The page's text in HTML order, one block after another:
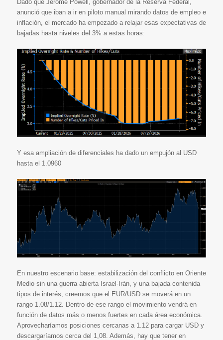
Dado que Jerome Powell, gobernador de la Reserva Federal,
anunció que iban a ir en piloto manual mirando datos de empleo e
inflación, el mercado ha empezado a relajar esas expectativas de
bajadas hasta niveles del 3% a estas horas:
Y esa ampliación de diferenciales ha dado un empujón al USD
hasta el 1.0960
En nuestro escenario base: estabilización del conflicto en Oriente
Medio sin una guerra abierta Israel-Irán, y una bajada contenida
tipos de interés, creemos que el EUR/USD se moverá en un
rango 1.08/1.12. Dentro de ese rango el movimiento vendrá en
función de datos más o menos fuertes en cada área económica.
Aprovecharíamos posiciones cercanas a 1.12 para cargar USD y
descargaríamos cerca del 1,08. Además, hay que tener en